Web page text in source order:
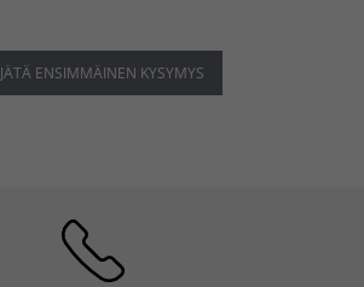
JÄTÄ ENSIMMÄINEN KYSYMYS